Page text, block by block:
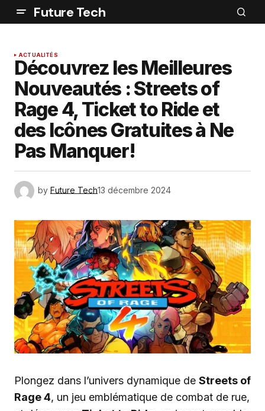
Future Tech
ACTUALITÉS
Découvrez les Meilleures
Nouveautés : Streets of
Rage 4, Ticket to Ride et
des Icônes Gratuites à Ne
Pas Manquer!
by Future Tech13 décembre 2024
Plongez dans l’univers dynamique de Streets of
Rage 4, un jeu emblématique de combat de rue,